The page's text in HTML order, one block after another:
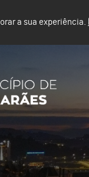
a sua experiência.